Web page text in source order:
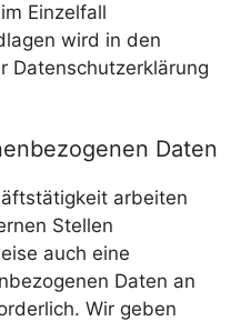
Einzelfall
wird in den
Datenschutzerklärung
Daten
arbeiten
Stellen
auch eine
Daten an
Wir geben